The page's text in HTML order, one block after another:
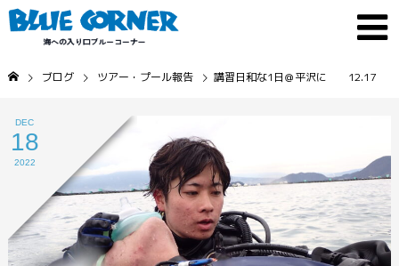
ブログ ツアー・プール報告 講習日和な1日＠平沢に 12.17
DEC
18
2022